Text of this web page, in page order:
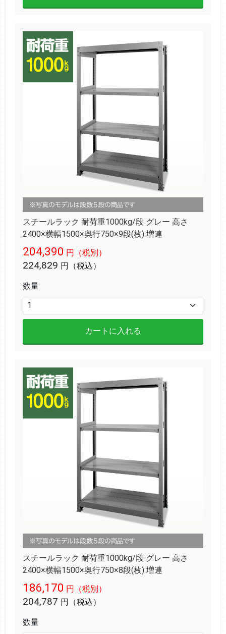
スチールラック 耐荷重1000kg/段 グレー 高さ
2400×横幅1500×奥行750×9段(枚) 増連
204,390 円（税別）
224,829 円（税込）
数量
カートに入れる
スチールラック 耐荷重1000kg/段 グレー 高さ
2400×横幅1500×奥行750×8段(枚) 増連
186,170 円（税別）
204,787 円（税込）
数量